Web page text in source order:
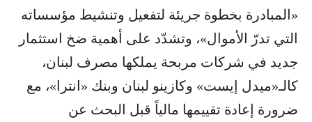
«المبادرة بخطوة جريئة لتفعيل وتنشيط مؤسساته
التي تدرّ الأموال»، وتشدّد على أهمية ضخ استثمار
جديد في شركات مربحة يملكها مصرف لبنان،
كالـ«ميدل إيست» وكازينو لبنان وبنك «انترا»، مع
ضرورة إعادة تقييمها مالياً قبل البحث عن